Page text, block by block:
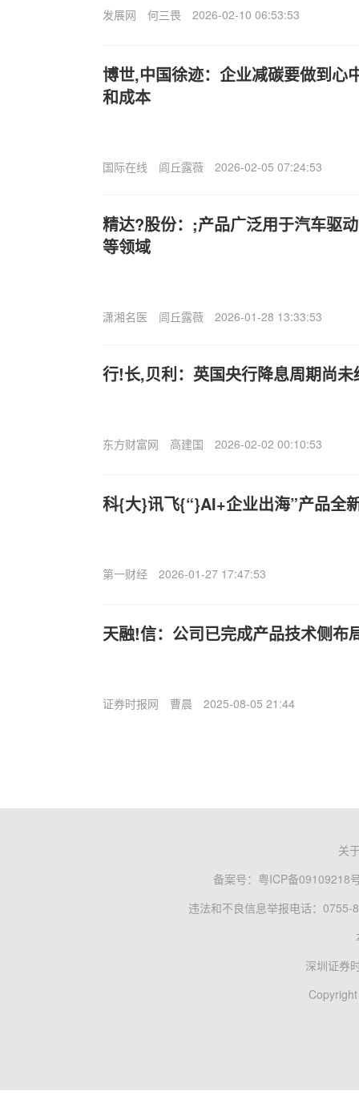
发展网 何三畏 2026-02-10 06:53:53
博世,中国徐迹：企业减碳要做到心
和成本
国际在线 闾丘露薇 2026-02-05 07:24:53
精达?股份：;产品广泛用于汽车驱
等领域
潇湘名医 闾丘露薇 2026-01-28 13:33:53
行!长,贝利：英国央行降息周期尚未
东方财富网 高建国 2026-02-02 00:10:53
科{大}讯飞{“}AI+企业出海”产品全
第一财经 2026-01-27 17:47:53
天融!信：公司已完成产品技术侧布
证券时报网 曹晨 2025-08-05 21:44
关
备案号： 粤ICP备09109218
违法和不良信息举报电话：0755-
深圳证券